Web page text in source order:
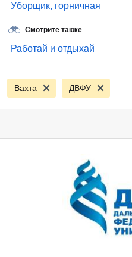
Уборщик, горничная
Смотрите также
Работай и отдыхай
Вахта ДВФУ